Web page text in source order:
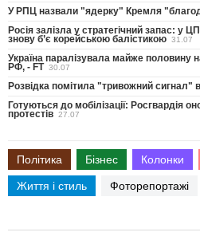
У РПЦ назвали "ядерку" Кремля
Росія залізла у стратегічний запас: у
знову б’є корейською балістикою 31.07
Україна паралізувала майже половину
РФ, - FT 30.07
Розвідка помітила "тривожний сигнал"
Готуються до мобілізації: Росгвардія
протестів 27.07
Політика Бізнес Колонки
Життя і стиль Фоторепортажі